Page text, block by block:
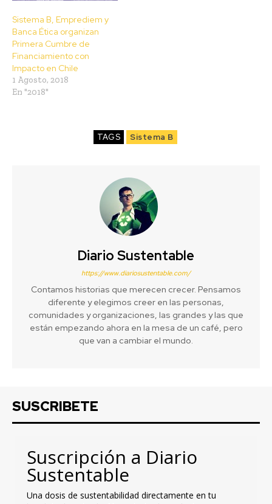
Sistema B, Emprediem y
Banca Ética organizan
Primera Cumbre de
Financiamiento con
Impacto en Chile
1 Agosto, 2018
En "2018"
TAGS Sistema B
Diario Sustentable
https://www.diariosustentable.com/
Contamos historias que merecen crecer. Pensamos
diferente y elegimos creer en las personas,
comunidades y organizaciones, las grandes y las que
están empezando ahora en la mesa de un café, pero
que van a cambiar el mundo.
SUSCRIBETE
Suscripción a Diario
Sustentable
Una dosis de sustentabilidad directamente en tu